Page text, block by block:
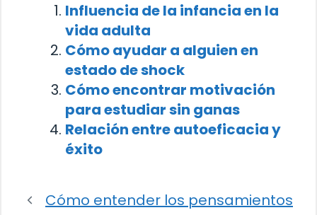
Influencia de la infancia en la
vida adulta
Cómo ayudar a alguien en
estado de shock
Cómo encontrar motivación
para estudiar sin ganas
Relación entre autoeficacia y
éxito
Cómo entender los pensamientos